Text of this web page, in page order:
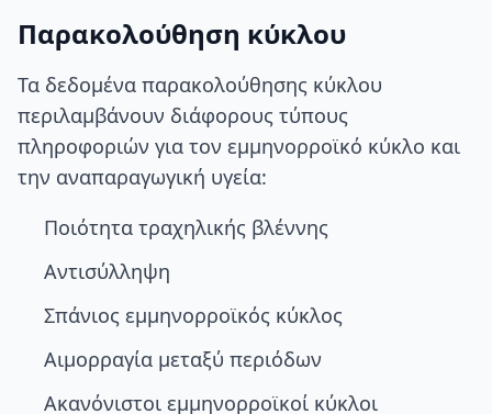
Παρακολούθηση κύκλου
Τα δεδομένα παρακολούθησης κύκλου
περιλαμβάνουν διάφορους τύπους
πληροφοριών για τον εμμηνορροϊκό κύκλο και
την αναπαραγωγική υγεία:
Ποιότητα τραχηλικής βλέννης
Αντισύλληψη
Σπάνιος εμμηνορροϊκός κύκλος
Αιμορραγία μεταξύ περιόδων
Ακανόνιστοι εμμηνορροϊκοί κύκλοι